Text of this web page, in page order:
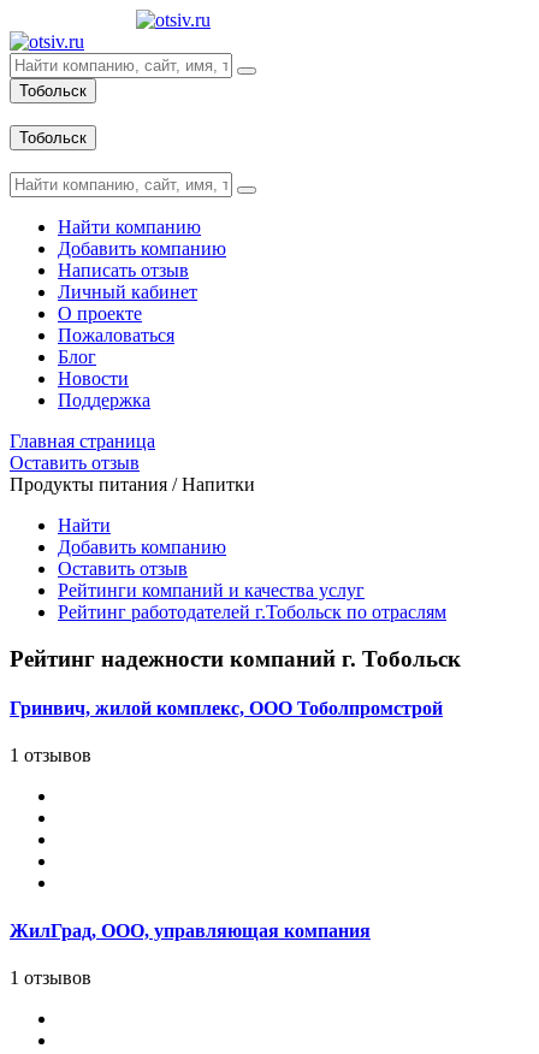
Тобольск
Тобольск
Найти компанию
Добавить компанию
Написать отзыв
Личный кабинет
О проекте
Пожаловаться
Блог
Новости
Поддержка
Главная страница
Оставить отзыв
Продукты питания / Напитки
Найти
Добавить компанию
Оставить отзыв
Рейтинги компаний и качества услуг
Рейтинг работодателей г.Тобольск по отраслям
Рейтинг надежности компаний г. Тобольск
Гринвич, жилой комплекс, ООО Тоболпромстрой
1 отзывов
ЖилГрад, ООО, управляющая компания
1 отзывов